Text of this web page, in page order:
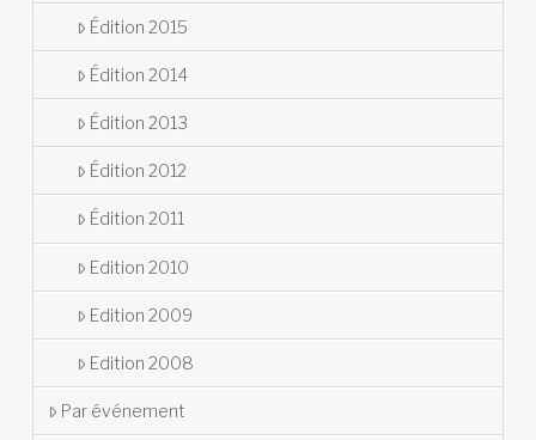
Édition 2015
Édition 2014
Édition 2013
Édition 2012
Édition 2011
Edition 2010
Edition 2009
Edition 2008
Par événement